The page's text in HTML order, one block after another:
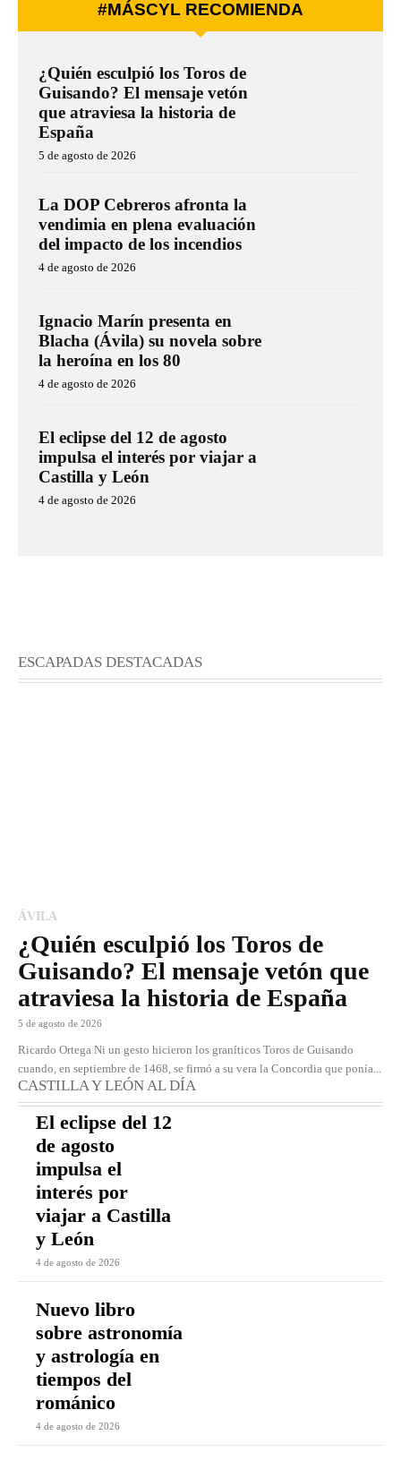
#MÁSCYL RECOMIENDA
¿Quién esculpió los Toros de
Guisando? El mensaje vetón
que atraviesa la historia de
España
5 de agosto de 2026
La DOP Cebreros afronta la
vendimia en plena evaluación
del impacto de los incendios
4 de agosto de 2026
Ignacio Marín presenta en
Blacha (Ávila) su novela sobre
la heroína en los 80
4 de agosto de 2026
El eclipse del 12 de agosto
impulsa el interés por viajar a
Castilla y León
4 de agosto de 2026
ESCAPADAS DESTACADAS
ÁVILA
¿Quién esculpió los Toros de
Guisando? El mensaje vetón que
atraviesa la historia de España
5 de agosto de 2026
Ricardo Ortega Ni un gesto hicieron los graníticos Toros de Guisando
cuando, en septiembre de 1468, se firmó a su vera la Concordia que ponía...
CASTILLA Y LEÓN AL DÍA
El eclipse del 12
de agosto
impulsa el
interés por
viajar a Castilla
y León
4 de agosto de 2026
Nuevo libro
sobre astronomía
y astrología en
tiempos del
románico
4 de agosto de 2026